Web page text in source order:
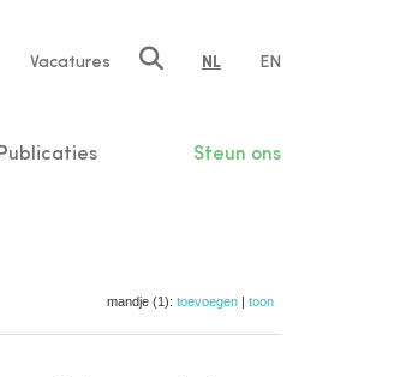
Vacatures NL EN
Publicaties Steun ons
mandje (1): toevoegen | toon